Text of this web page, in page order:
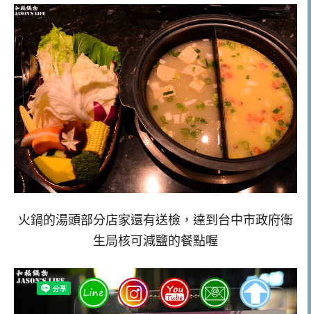
火鍋的湯頭部分店家還有送檢，達到台中市政府衛
生局核可減鹽的餐點喔